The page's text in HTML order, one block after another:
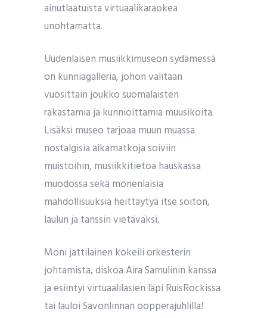
ainutlaatuista virtuaalikaraokea
unohtamatta.
Uudenlaisen musiikkimuseon sydämessä
on kunniagalleria, johon valitaan
vuosittain joukko suomalaisten
rakastamia ja kunnioittamia muusikoita.
Lisäksi museo tarjoaa muun muassa
nostalgisia aikamatkoja soiviin
muistoihin, musiikkitietoa hauskassa
muodossa sekä monenlaisia
mahdollisuuksia heittäytyä itse soiton,
laulun ja tanssin vietäväksi.
Moni jattilainen kokeili orkesterin
johtamista, diskoa Aira Samulinin kanssa
ja esiintyi virtuaalilasien läpi RuisRockissa
tai lauloi Savonlinnan oopperajuhlilla!